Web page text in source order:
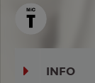
INFO